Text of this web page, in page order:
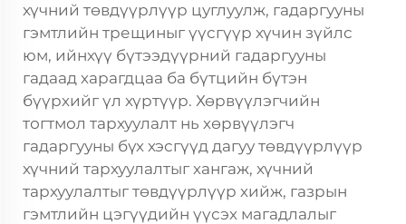
хүчний төвдүүрлүүр цуглуулж, гадаргууны
гэмтлийн трещиныг үүсгүүр хүчин зүйлс
юм, ийнхүү бүтээдүүрний гадаргууны
гадаад харагдцаа ба бүтцийн бүтэн
бүүрхийг үл хүртүүр. Хөрвүүлэгчийн
тогтмол тархуулалт нь хөрвүүлэгч
гадаргууны бүх хэсгүүд дагуу төвдүүрлүүр
хүчний тархуулалтыг хангаж, хүчний
тархуулалтыг төвдүүрлүүр хийж, газрын
гэмтлийн цэгүүдийн үүсэх магадлалыг